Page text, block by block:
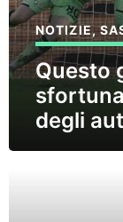
NOTIZIE,
Questo
degli